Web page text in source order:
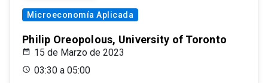
Microeconomía Aplicada
Philip Oreopolous, University of Toronto
15 de Marzo de 2023
03:30 a 05:00